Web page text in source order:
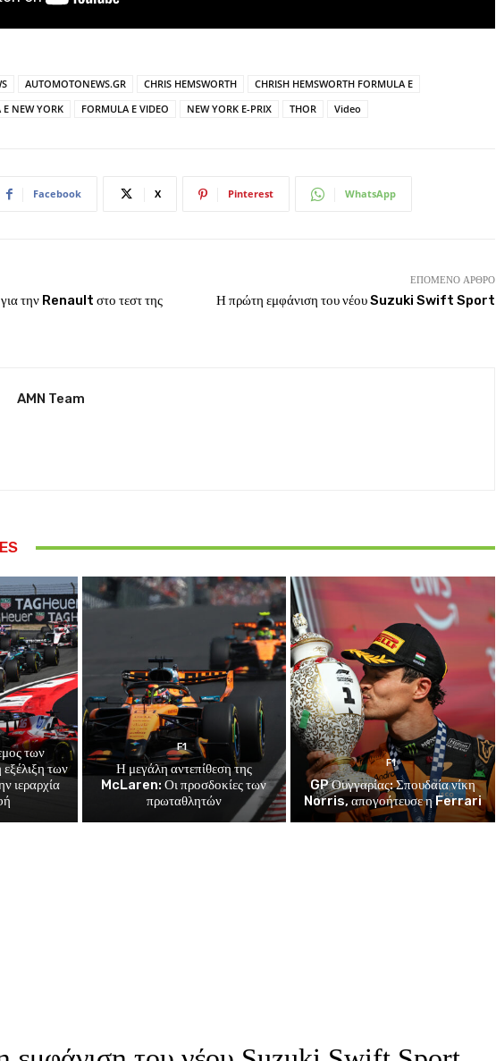
AUTOMOTONEWS.GR CHRIS HEMSWORTH
CHRISH HEMSWORTH FORMULA E
E NEW YORK FORMULA E VIDEO NEW YORK E-PRIX THOR Video
Facebook X Pinterest WhatsApp
την Renault στο τεστ της
ΕΠΌΜΕΝΟ ΆΡΘΡΟ
Η πρώτη εμφάνιση του νέου Suzuki Swift Sport
AMN Team
των
των
ιεραρχία
F1
Η μεγάλη αντεπίθεση της
McLaren: Οι προσδοκίες των
πρωταθλητών
F1
GP Ουγγαρίας: Σπουδαία νίκη
Norris, απογοήτευσε η Ferrari